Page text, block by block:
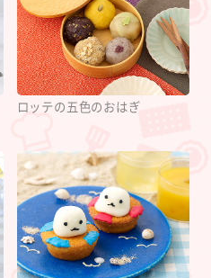
ロッテの五色のおはぎ